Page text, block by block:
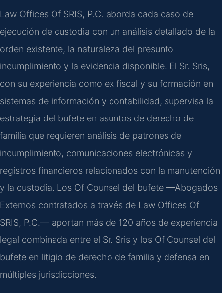
Law Offices Of SRIS, P.C. aborda cada caso de
ejecución de custodia con un análisis detallado de la
orden existente, la naturaleza del presunto
incumplimiento y la evidencia disponible. El Sr. Sris,
con su experiencia como ex fiscal y su formación en
sistemas de información y contabilidad, supervisa la
estrategia del bufete en asuntos de derecho de
familia que requieren análisis de patrones de
incumplimiento, comunicaciones electrónicas y
registros financieros relacionados con la manutención
y la custodia. Los Of Counsel del bufete —Abogados
Externos contratados a través de Law Offices Of
SRIS, P.C.— aportan más de 120 años de experiencia
legal combinada entre el Sr. Sris y los Of Counsel del
bufete en litigio de derecho de familia y defensa en
múltiples jurisdicciones.